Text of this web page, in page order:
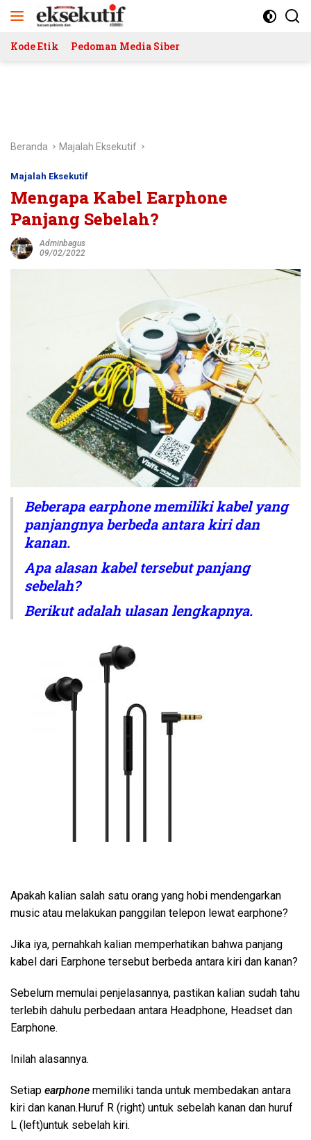
Kode Etik Pedoman Media Siber
Beranda Majalah Eksekutif
Majalah Eksekutif
Mengapa Kabel Earphone
Panjang Sebelah?
Adminbagus
09/02/2022
Beberapa earphone memiliki kabel yang
panjangnya berbeda antara kiri dan
kanan.
Apa alasan kabel tersebut panjang
sebelah?
Berikut adalah ulasan lengkapnya.
Apakah kalian salah satu orang yang hobi mendengarkan
music atau melakukan panggilan telepon lewat earphone?
Jika iya, pernahkah kalian memperhatikan bahwa panjang
kabel dari Earphone tersebut berbeda antara kiri dan kanan?
Sebelum memulai penjelasannya, pastikan kalian sudah tahu
terlebih dahulu perbedaan antara Headphone, Headset dan
Earphone.
Inilah alasannya.
Setiap earphone memiliki tanda untuk membedakan antara
kiri dan kanan.Huruf R (right) untuk sebelah kanan dan huruf
L (left)untuk sebelah kiri.